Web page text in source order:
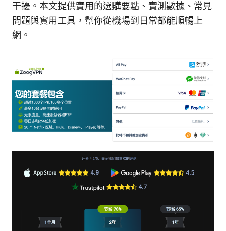
干擾。本文提供實用的選購要點、實測數據、常見
問題與實用工具，幫你從機場到日常都能順暢上
網。